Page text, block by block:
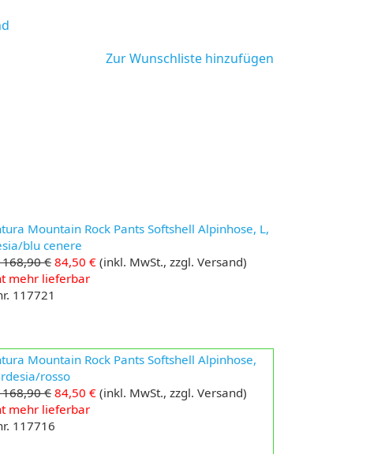
Zur Wunschliste hinzufügen
Mountain Rock Pants Softshell Alpinhose, L,
blu cenere
168,90 € 84,50 € (inkl. MwSt., zzgl. Versand)
mehr lieferbar
117721
Mountain Rock Pants Softshell Alpinhose,
rosso
168,90 € 84,50 € (inkl. MwSt., zzgl. Versand)
mehr lieferbar
117716